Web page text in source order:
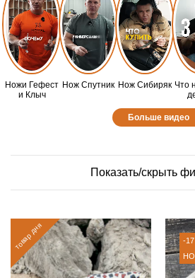
Ножи Гефест
и Клыч
Нож Спутник Нож Сибиряк Что
Больше видео
Показать/скрыть
товар дня
-